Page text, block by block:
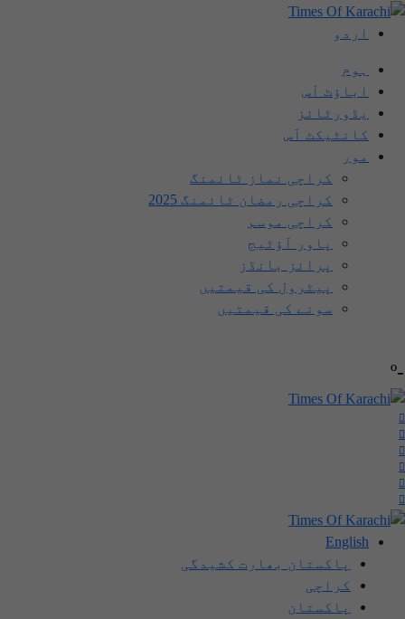
اردو
ہوم
اباؤٹ اَس
یڈورٹائز
کانٹیکٹ اَس
مور
کراچی نماز ٹائمنگ
کراچی رمضان ٹائمنگ 2025
کراچی موسم
پاور آؤٹیج
پرائز بانڈز
پیٹرول کی قیمتیں
سونے کی قیمتیں
-º
English
پاکستان بھارت کشیدگی
کراچی
پاکستان